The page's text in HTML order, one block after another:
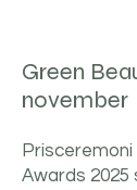
Green
november
Awards 2025